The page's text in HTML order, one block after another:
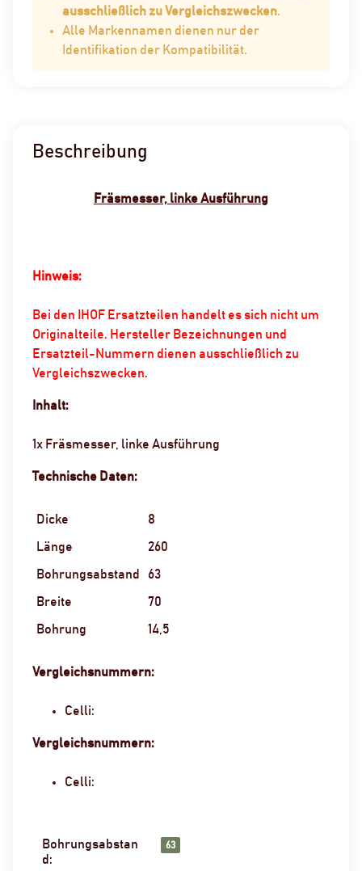
ausschließlich zu Vergleichszwecken.
Alle Markennamen dienen nur der
Identifikation der Kompatibilität.
Beschreibung
Fräsmesser, linke Ausführung
Hinweis:
Bei den IHOF Ersatzteilen handelt es sich nicht um
Originalteile. Hersteller Bezeichnungen und
Ersatzteil-Nummern dienen ausschließlich zu
Vergleichszwecken.
Inhalt:
1x Fräsmesser, linke Ausführung
Technische Daten:
Dicke 8
Länge 260
Bohrungsabstand 63
Breite 70
Bohrung 14,5
Vergleichsnummern:
Celli:
Vergleichsnummern:
Celli:
Produkteigenschaft
Wert
Bohrungsabstan
d:
63